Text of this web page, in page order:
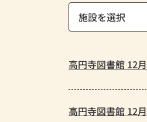
高円寺図書館 12
高円寺図書館 12